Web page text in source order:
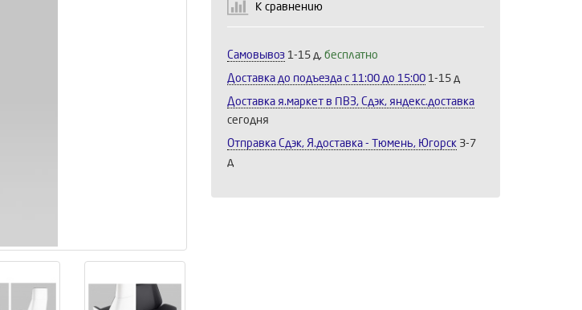
К сравнению
Самовывоз 1-15 д, бесплатно
Доставка до подъезда c 11:00 до 15:00 1-15 д
Доставка я.маркет в ПВЗ, Сдэк, яндекс.доставка
сегодня
Отправка Сдэк, Я.доставка - Тюмень, Югорск 3-7
д